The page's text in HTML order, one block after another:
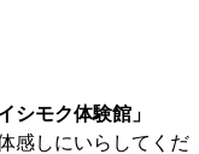
イシモク体験館」
感しにいらしてくだ